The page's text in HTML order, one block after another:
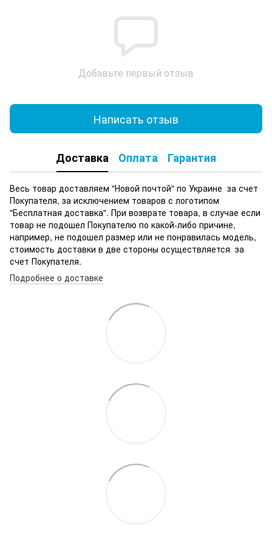
Добавьте первый отзыв
Написать отзыв
Доставка Оплата Гарантия
Весь товар доставляем "Новой почтой" по Украине за счет
Покупателя, за исключением товаров с логотипом
"Бесплатная доставка". При возврате товара, в случае если
товар не подошел Покупателю по какой-либо причине,
например, не подошел размер или не понравилась модель,
стоимость доставки в две стороны осуществляется за
счет Покупателя.
Подробнее о доставке